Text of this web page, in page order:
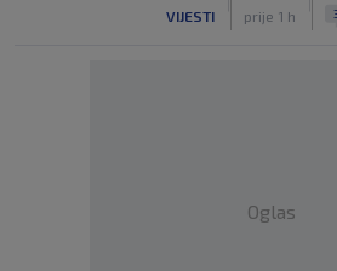
VIJESTI prije 1 h
Oglas